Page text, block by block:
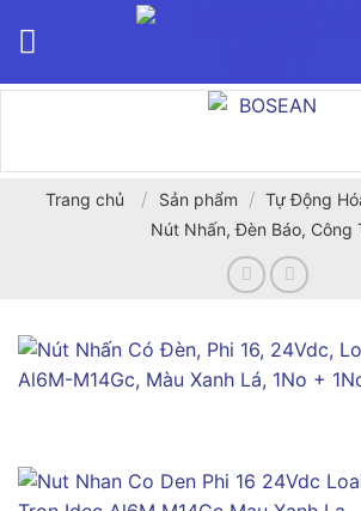
Trang chủ / Sản phẩm / Tự Động
Nút Nhấn, Đèn Báo, Công